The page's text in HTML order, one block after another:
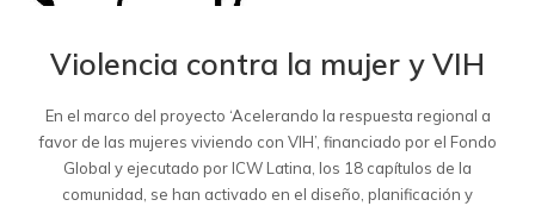
Violencia contra la mujer y VIH
En el marco del proyecto ‘Acelerando la respuesta regional a
favor de las mujeres viviendo con VIH’, financiado por el Fondo
Global y ejecutado por ICW Latina, los 18 capítulos de la
comunidad, se han activado en el diseño, planificación y